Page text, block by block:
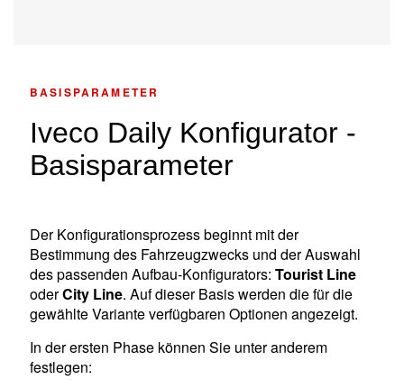
BASISPARAMETER
Iveco Daily Konfigurator -
Basisparameter
Der Konfigurationsprozess beginnt mit der
Bestimmung des Fahrzeugzwecks und der Auswahl
des passenden Aufbau-Konfigurators: Tourist Line
oderCity Line. Auf dieser Basis werden die für die
gewählte Variante verfügbaren Optionen angezeigt.
In der ersten Phase können Sie unter anderem
festlegen: